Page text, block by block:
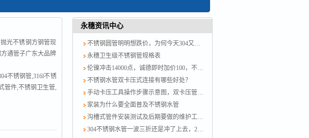
光不锈钢方钢管现
通管子广东大品牌
不锈钢管,316l不锈
管件,不锈钢卫生管,
永穗资讯中心
不锈钢圆管明明想跌价，为何今天304又涨了？涨就对了，计划跟不上变化
永穗卫生级不锈钢管规格表
伦镍冲击14000点，诚德即时加价100，不锈钢水管厂家跟紧了别掉队！
不锈钢水管双卡压式连接有哪些好处？
手动卡压工具操作步骤示意图，双卡压管件链接方法图示
家装为什么要全面普及不锈钢水管
沟槽式管件安装测试及后期要做的维护工作？
304不锈钢水管一波三折还是冲了上去，201跟着节奏走，今日板卷市场涨50-100